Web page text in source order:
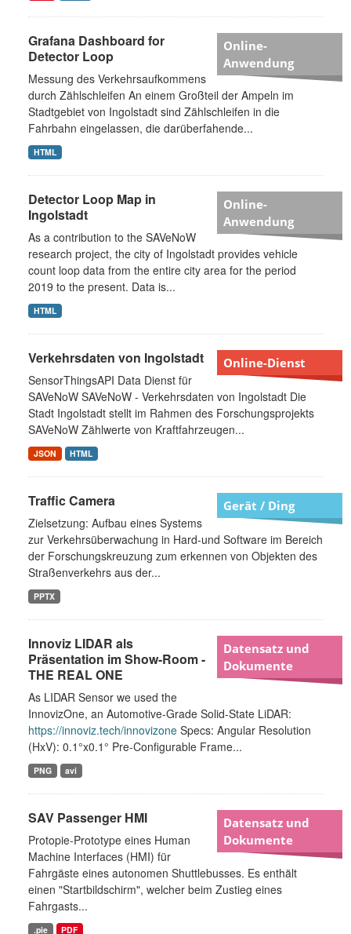
Online-
Anwendung
Grafana Dashboard for
Detector Loop
Messung des Verkehrsaufkommens
durch Zählschleifen An einem Großteil der Ampeln im
Stadtgebiet von Ingolstadt sind Zählschleifen in die
Fahrbahn eingelassen, die darüberfahende...
HTML
Online-
Anwendung
Detector Loop Map in
Ingolstadt
As a contribution to the SAVeNoW
research project, the city of Ingolstadt provides vehicle
count loop data from the entire city area for the period
2019 to the present. Data is...
HTML
Online-Dienst
Verkehrsdaten von Ingolstadt
SensorThingsAPI Data Dienst für
SAVeNoW SAVeNoW - Verkehrsdaten von Ingolstadt Die
Stadt Ingolstadt stellt im Rahmen des Forschungsprojekts
SAVeNoW Zählwerte von Kraftfahrzeugen...
JSON HTML
Gerät / Ding
Traffic Camera
Zielsetzung: Aufbau eines Systems
zur Verkehrsüberwachung in Hard-und Software im Bereich
der Forschungskreuzung zum erkennen von Objekten des
Straßenverkehrs aus der...
PPTX
Datensatz und
Dokumente
Innoviz LIDAR als
Präsentation im Show-Room -
THE REAL ONE
As LIDAR Sensor we used the
InnovizOne, an Automotive-Grade Solid-State LiDAR:
https://innoviz.tech/innovizone Specs: Angular Resolution
(HxV): 0.1°x0.1° Pre-Configurable Frame...
PNG avi
Datensatz und
Dokumente
SAV Passenger HMI
Protopie-Prototype eines Human
Machine Interfaces (HMI) für
Fahrgäste eines autonomen Shuttlebusses. Es enthält
einen "Startbildschirm", welcher beim Zustieg eines
Fahrgasts...
.pie PDF